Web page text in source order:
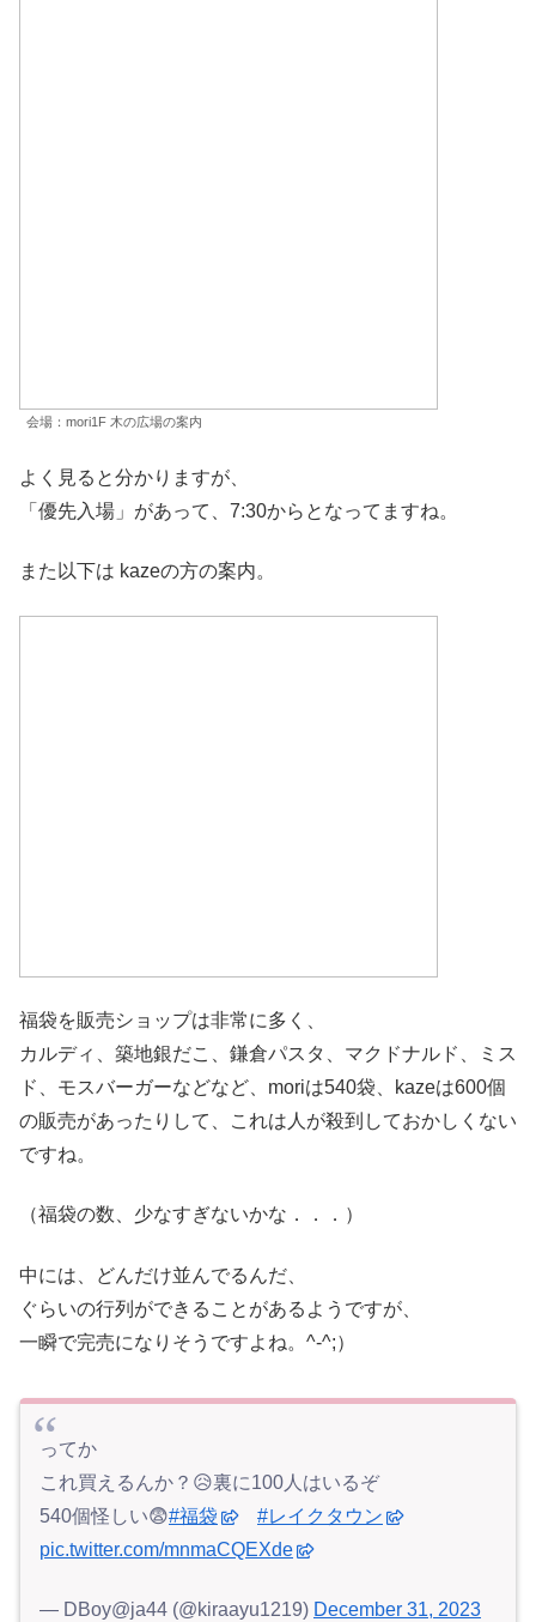
会場：mori1F 木の広場の案内
よく見ると分かりますが、
「優先入場」があって、7:30からとなってますね。
また以下は kazeの方の案内。
福袋を販売ショップは非常に多く、
カルディ、築地銀だこ、鎌倉パスタ、マクドナルド、ミス
ド、モスバーガーなどなど、moriは540袋、kazeは600個
の販売があったりして、これは人が殺到しておかしくない
ですね。
（福袋の数、少なすぎないかな．．．）
中には、どんだけ並んでるんだ、
ぐらいの行列ができることがあるようですが、
一瞬で完売になりそうですよね。^-^;）
ってか
これ買えるんか？😥裏に100人はいるぞ
540個怪しい😨#福袋
#レイクタウン
pic.twitter.com/mnmaCQEXde
— DBoy@ja44 (@kiraayu1219) December 31, 2023